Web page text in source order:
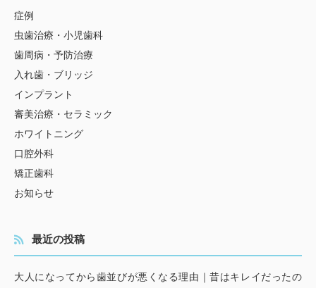
症例
虫歯治療・小児歯科
歯周病・予防治療
入れ歯・ブリッジ
インプラント
審美治療・セラミック
ホワイトニング
口腔外科
矯正歯科
お知らせ
最近の投稿
大人になってから歯並びが悪くなる理由｜昔はキレイだったの